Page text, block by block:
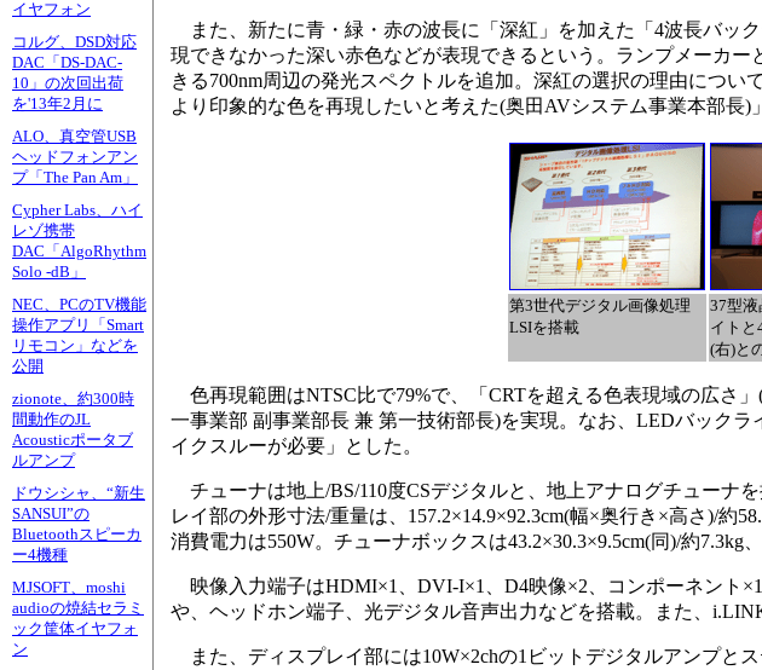
イヤフォン
コルグ、DSD対応
DAC「DS-DAC-
10」の次回出荷
を'13年2月に
ALO、真空管USB
ヘッドフォンアン
プ「The Pan Am」
Cypher Labs、ハイ
レゾ携帯
DAC「AlgoRhythm
Solo -dB」
NEC、PCのTV機能
操作アプリ「Smart
リモコン」などを
公開
zionote、約300時
間動作のJL
Acousticポータブ
ルアンプ
ドウシシャ、“新生
SANSUI”の
Bluetoothスピーカ
ー4機種
MJSOFT、moshi
audioの焼結セラミ
ック筐体イヤフォ
ン
また、新たに青・緑・赤の波長に「深紅」を加えた「4波長バッ
現できなかった深い赤色などが表現できるという。ランプメーカ
きる700nm周辺の発光スペクトルを追加。深紅の選択の理由につい
より印象的な色を再現したいと考えた(奥田AVシステム事業本部長)
第3世代デジタル画像処理
LSIを搭載
37型液
イトと
(右)と
色再現範囲はNTSC比で79%で、「CRTを超える色表現域の広さ
一事業部 副事業部長 兼 第一技術部長)を実現。なお、LEDバック
イクスルーが必要」とした。
チューナは地上/BS/110度CSデジタルと、地上アナログチューナ
レイ部の外形寸法/重量は、157.2×14.9×92.3cm(幅×奥行き×高さ)/約
消費電力は550W。チューナボックスは43.2×30.3×9.5cm(同)/約7.3kg
映像入力端子はHDMI×1、DVI-I×1、D4映像×2、コンポーネント
や、ヘッドホン端子、光デジタル音声出力などを搭載。また、
また、ディスプレイ部には10W×2chの1ビットデジタルアンプと